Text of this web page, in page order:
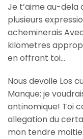
Je t’aime au-dela
plusieurs
acheminerais
kilometres
en offrant toi…
Nous devoile Los
Manque; je
antinomique! Toi
allegation du
mon tendre moitie